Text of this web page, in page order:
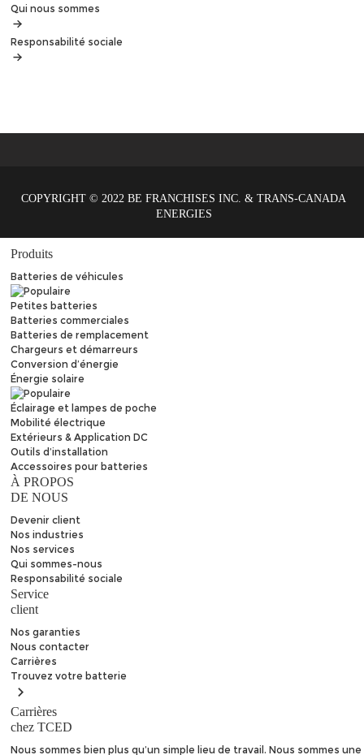
Qui nous sommes
Responsabilité sociale
Produits
Batteries de véhicules
Petites batteries
Batteries commerciales
Batteries de remplacement
Chargeurs et démarreurs
Conversion d’énergie
Énergie solaire
Éclairage et lampes de poche
Mobilité électrique
Extérieurs & Application DC
Outils d’installation
Accessoires pour batteries
À PROPOS
DE NOUS
Devenir client
Nos industries
Nos services
Qui sommes-nous
Responsabilité sociale
Service
client
Nos garanties
Nous contacter
Carrières
Trouvezvotre batterie
Carrières
chez TCED
Nous sommes bien plus qu’un simple lieu de travail. Nous sommes
COPYRIGHT © 2022 BE FRANCHISES INC. & TRANS-CANADA
ENERGIES